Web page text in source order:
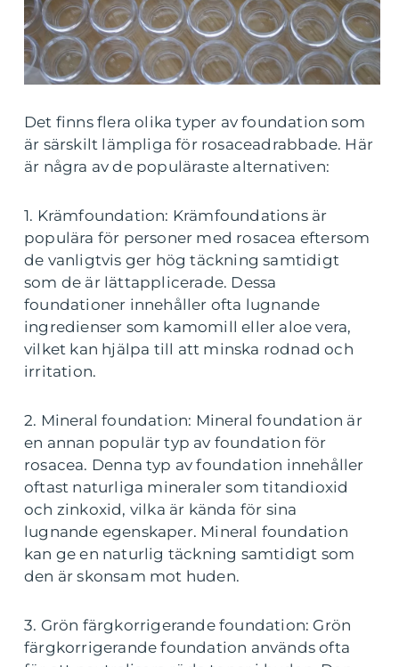
Det finns flera olika typer av foundation som
är särskilt lämpliga för rosaceadrabbade. Här
är några av de populäraste alternativen:
1. Krämfoundation: Krämfoundations är
populära för personer med rosacea eftersom
de vanligtvis ger hög täckning samtidigt
som de är lättapplicerade. Dessa
foundationer innehåller ofta lugnande
ingredienser som kamomill eller aloe vera,
vilket kan hjälpa till att minska rodnad och
irritation.
2. Mineral foundation: Mineral foundation är
en annan populär typ av foundation för
rosacea. Denna typ av foundation innehåller
oftast naturliga mineraler som titandioxid
och zinkoxid, vilka är kända för sina
lugnande egenskaper. Mineral foundation
kan ge en naturlig täckning samtidigt som
den är skonsam mot huden.
3. Grön färgkorrigerande foundation: Grön
färgkorrigerande foundation används ofta